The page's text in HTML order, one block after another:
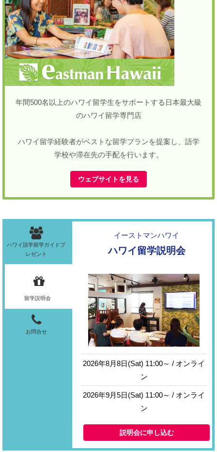
年間500名以上のハワイ留学生をサポートする日本最大級
のハワイ留学専門店
ハワイ留学経験者がベストな留学プランを提案し、語学
学校や滞在先の手配を行います。
ウェブサイトを見る
ハワイ語学留学ガイドプ
レゼント
留学説明会
お問合せ
イーストマンハワイ
ハワイ留学説明会
2026年8月8日(Sat) 11:00～ / オンライ
ン
2026年9月5日(Sat) 11:00～ / オンライ
ン
説明会に申し込む